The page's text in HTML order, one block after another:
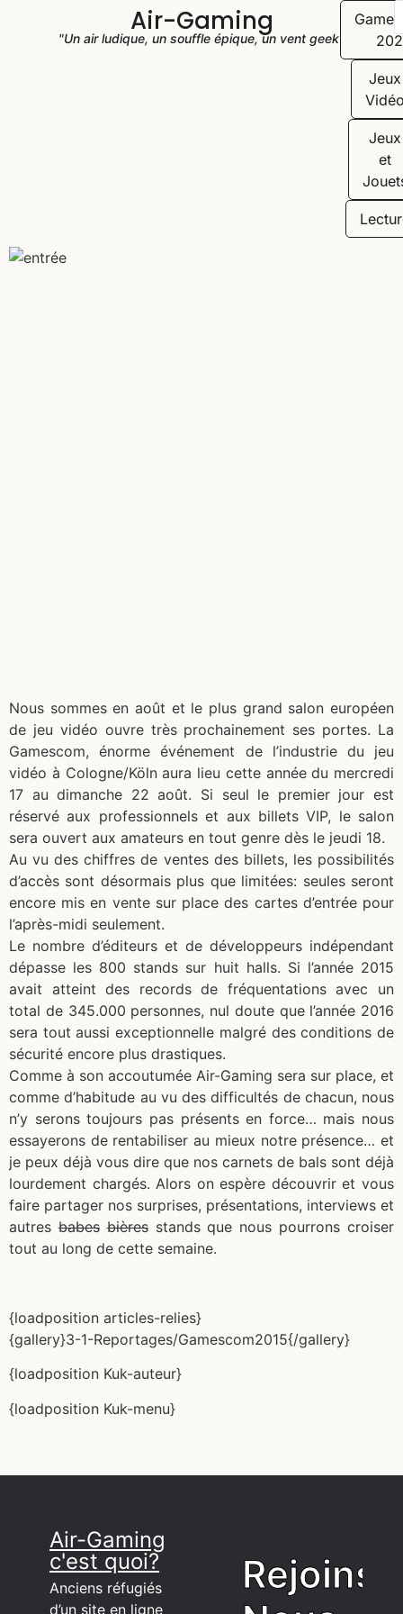
Air-Gaming
"Un air ludique, un souffle épique, un vent geek"
Jeux
Jeux
et
Nous sommes en août et le plus grand salon européen
de jeu vidéo ouvre très prochainement ses portes. La
Gamescom, énorme événement de l’industrie du jeu
vidéo à Cologne/Köln aura lieu cette année du mercredi
17 au dimanche 22 août. Si seul le premier jour est
réservé aux professionnels et aux billets VIP, le salon
sera ouvert aux amateurs en tout genre dès le jeudi 18.
Au vu des chiffres de ventes des billets, les possibilités
d’accès sont désormais plus que limitées: seules seront
encore mis en vente sur place des cartes d’entrée pour
l’après-midi seulement.
Le nombre d’éditeurs et de développeurs indépendant
dépasse les 800 stands sur huit halls. Si l’année 2015
avait atteint des records de fréquentations avec un
total de 345.000 personnes, nul doute que l’année 2016
sera tout aussi exceptionnelle malgré des conditions de
sécurité encore plus drastiques.
Comme à son accoutumée Air-Gaming sera sur place, et
comme d’habitude au vu des difficultés de chacun, nous
n’y serons toujours pas présents en force… mais nous
essayerons de rentabiliser au mieux notre présence… et
je peux déjà vous dire que nos carnets de bals sont déjà
lourdement chargés. Alors on espère découvrir et vous
faire partager nos surprises, présentations, interviews et
autresbabes bièresstands que nous pourrons croiser
tout au long de cette semaine.
{loadposition articles-relies}
{gallery}3-1-Reportages/Gamescom2015{/gallery}
{loadposition Kuk-auteur}
{loadposition Kuk-menu}
Air-Gaming
c'est quoi?
Anciens réfugiés
d’un site en ligne
Rejoins